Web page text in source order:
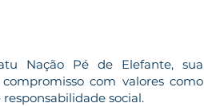
Nação Pé de Elefante, sua
com valores como
social.